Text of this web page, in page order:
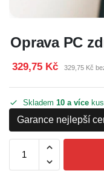
Oprava PC
329,75 Kč 329,75 Kč
Skladem 10 a více
Garance nejlepší